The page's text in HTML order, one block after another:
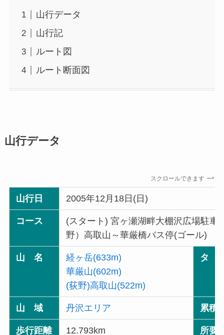
山行データ
山行記
ルート図
ルート断面図
山行データ
スクロールできます
山行日 2005年12月18日(日)
コース
(スタート) 宮ヶ瀬湖畔大棚沢広場駐
野）高取山～華厳橋バス停(ゴール)
山 名
経ヶ岳(633m)
華厳山(602m)
(荻野)高取山(522m)
タ
山 域 丹沢エリア 累積
歩行距離 12.793km 所要